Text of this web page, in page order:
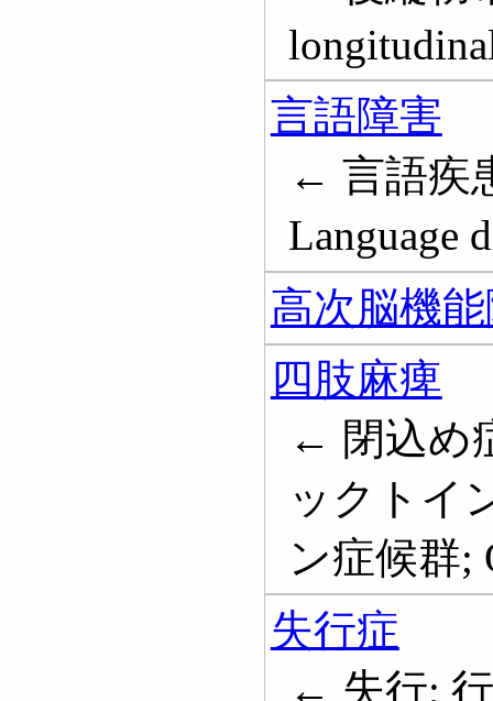
言語障害
← 言語疾
Language
高次脳機
四肢麻痺
← 閉込め
ックトイ
ン症候群;
失行症
← 失行;